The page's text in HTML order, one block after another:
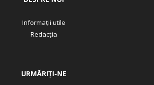
Informații utile
Redacția
URMĂRIȚI-NE